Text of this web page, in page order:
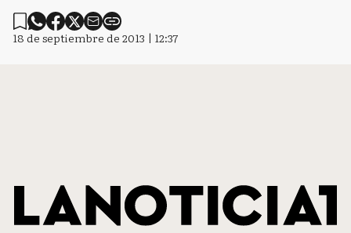
18 de septiembre de 2013 | 12:37